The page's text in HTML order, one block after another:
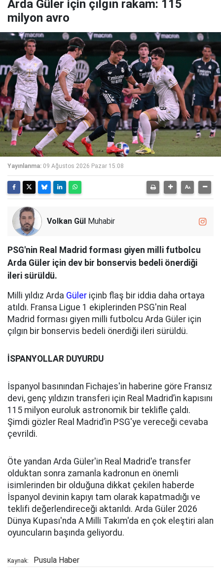
Arda Güler için çılgın rakam: 115
milyon avro
Yayınlanma: 09 Ağustos 2026 Pazar 15:08
Volkan Gül Muhabir
PSG'nin Real Madrid forması giyen milli futbolcu
Arda Güler için dev bir bonservis bedeli önerdiği
ileri sürüldü.
Milli yıldız Arda Güler içinb flaş bir iddia daha ortaya
atıldı. Fransa Ligue 1 ekiplerinden PSG'nin Real
Madrid forması giyen milli futbolcu Arda Güler için
çılgın bir bonservis bedeli önerdiği ileri sürüldü.
İSPANYOLLAR DUYURDU
İspanyol basınından Fichajes'in haberine göre Fransız
devi, genç yıldızın transferi için Real Madrid’in kapısını
115 milyon euroluk astronomik bir teklifle çaldı.
Şimdi gözler Real Madrid’in PSG'ye vereceği cevaba
çevrildi.
Öte yandan Arda Güler'in Real Madrid'e transfer
olduktan sonra zamanla kadronun en önemli
isimlerinden bir olduğuna dikkat çekilen haberde
İspanyol devinin kapıyı tam olarak kapatmadığı ve
teklifi değerlendireceği aktarıldı. Arda Güler 2026
Dünya Kupası'nda A Milli Takım'da en çok eleştiri alan
oyuncuların başında geliyordu.
Kaynak: Pusula Haber